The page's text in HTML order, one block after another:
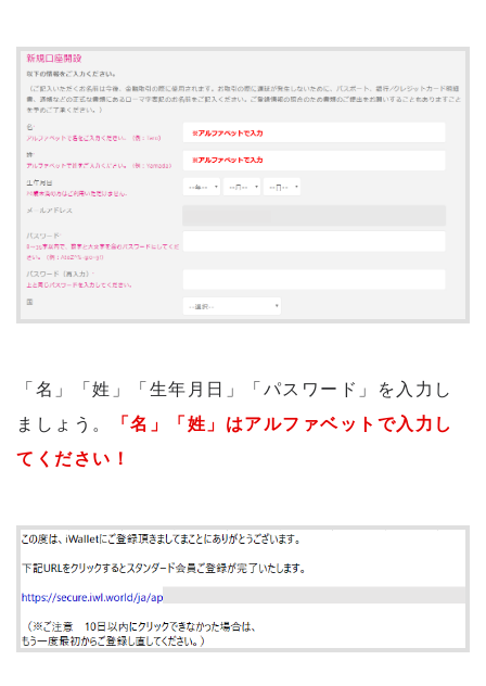
「名」「姓」「生年月日」「パスワード」を入力し
ましょう。
「名」「姓」はアルファベットで入力し
てください！